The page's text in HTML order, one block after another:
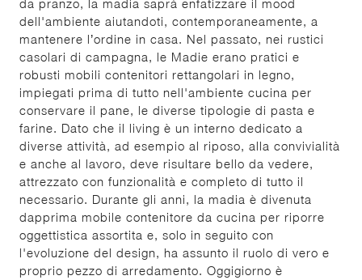
da pranzo, la madia saprà enfatizzare il mood
dell'ambiente aiutandoti, contemporaneamente, a
mantenere l’ordine in casa. Nel passato, nei rustici
casolari di campagna, le Madie erano pratici e
robusti mobili contenitori rettangolari in legno,
impiegati prima di tutto nell'ambiente cucina per
conservare il pane, le diverse tipologie di pasta e
farine. Dato che il living è un interno dedicato a
diverse attività, ad esempio al riposo, alla convivialità
e anche al lavoro, deve risultare bello da vedere,
attrezzato con funzionalità e completo di tutto il
necessario. Durante gli anni, la madia è divenuta
dapprima mobile contenitore da cucina per riporre
oggettistica assortita e, solo in seguito con
l'evoluzione del design, ha assunto il ruolo di vero e
proprio pezzo di arredamento. Oggigiorno è